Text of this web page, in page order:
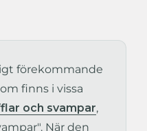
förekommande
finns i vissa
och svampar,
När den